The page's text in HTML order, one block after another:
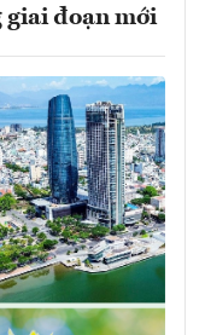
đoạn mới